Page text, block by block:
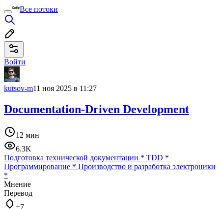
Все потоки
Войти
kutsov-m11 ноя 2025 в 11:27
Documentation-Driven Development
12 мин
6.3K
Подготовка технической документации * TDD *
Программирование * Производство и разработка электроники
*
Мнение
Перевод
+7